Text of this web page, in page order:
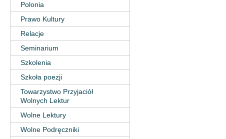
Polonia
Prawo Kultury
Relacje
Seminarium
Szkolenia
Szkoła poezji
Towarzystwo Przyjaciół
Wolnych Lektur
Wolne Lektury
Wolne Podręczniki